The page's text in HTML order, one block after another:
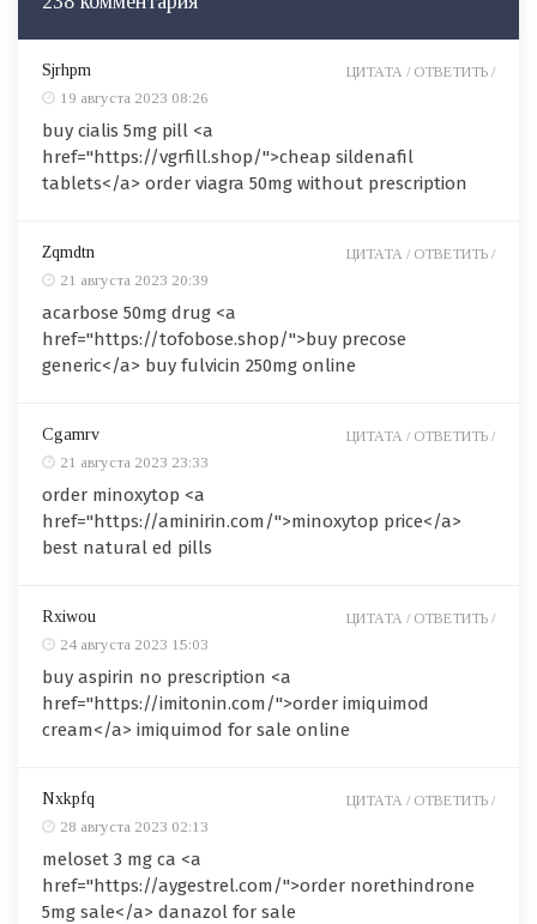
Sjrhpm
19 августа 2023 08:26
buy cialis 5mg pill <a
href="https://vgrfill.shop/">cheap sildenafil
tablets</a> order viagra 50mg without prescription
ЦИТАТА / ОТВЕТИТЬ /
Zqmdtn
21 августа 2023 20:39
acarbose 50mg drug <a
href="https://tofobose.shop/">buy precose
generic</a> buy fulvicin 250mg online
ЦИТАТА / ОТВЕТИТЬ /
Cgamrv
21 августа 2023 23:33
order minoxytop <a
href="https://aminirin.com/">minoxytop price</a>
best natural ed pills
ЦИТАТА / ОТВЕТИТЬ /
Rxiwou
24 августа 2023 15:03
buy aspirin no prescription <a
href="https://imitonin.com/">order imiquimod
cream</a> imiquimod for sale online
ЦИТАТА / ОТВЕТИТЬ /
Nxkpfq
28 августа 2023 02:13
meloset 3 mg ca <a
href="https://aygestrel.com/">order norethindrone
5mg sale</a> danazol for sale
ЦИТАТА / ОТВЕТИТЬ /